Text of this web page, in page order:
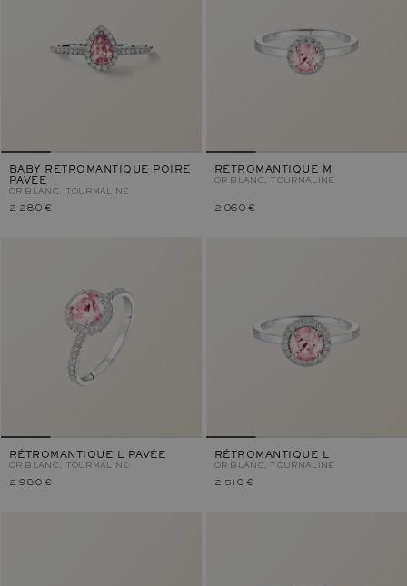
BABY RÉTROMANTIQUE POIRE
PAVÉE
OR BLANC, TOURMALINE
2 280 €
RÉTROMANTIQUE M
OR BLANC, TOURMALINE
2 060 €
RÉTROMANTIQUE L PAVÉE
OR BLANC, TOURMALINE
2 980 €
RÉTROMANTIQUE L
OR BLANC, TOURMALINE
2 510 €